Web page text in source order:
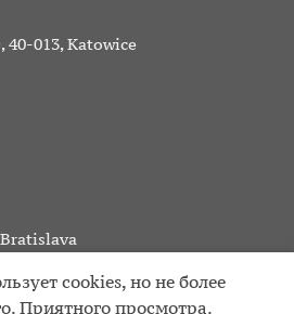
40-013, Katowice
Партнеры Контакты
cookies, но не более
Приятного просмотра.